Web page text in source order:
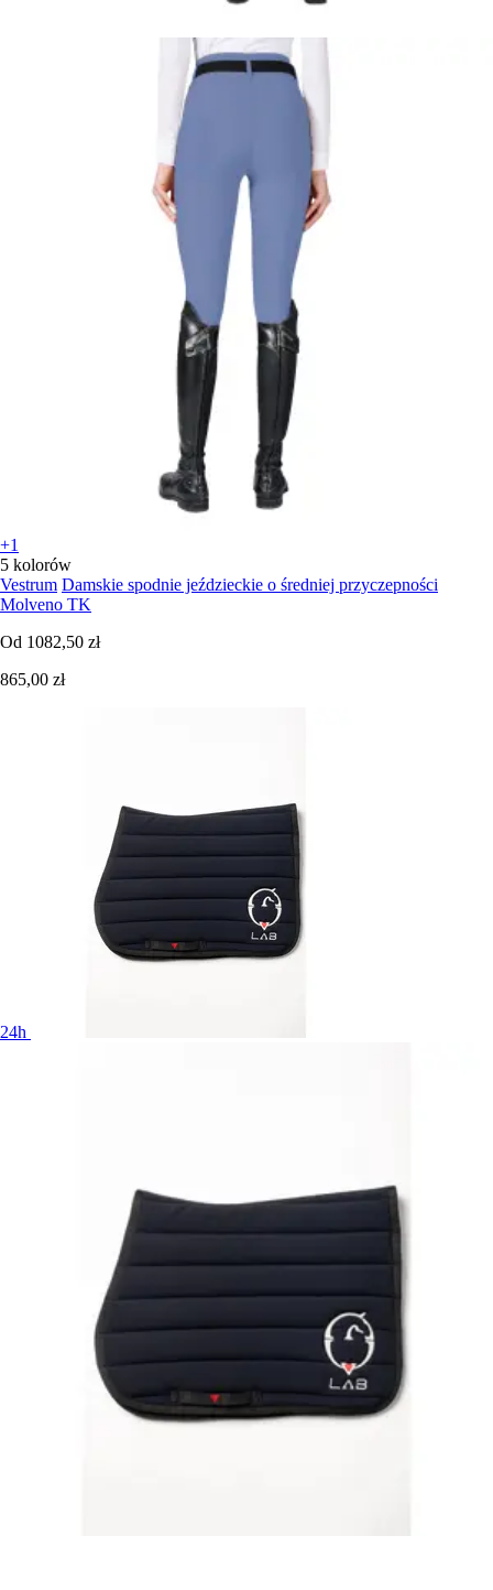
+1
5 kolorów
Vestrum Damskie spodnie jeździeckie o średniej przyczepności
Molveno TK
Od 1082,50 zł
865,00 zł
24h